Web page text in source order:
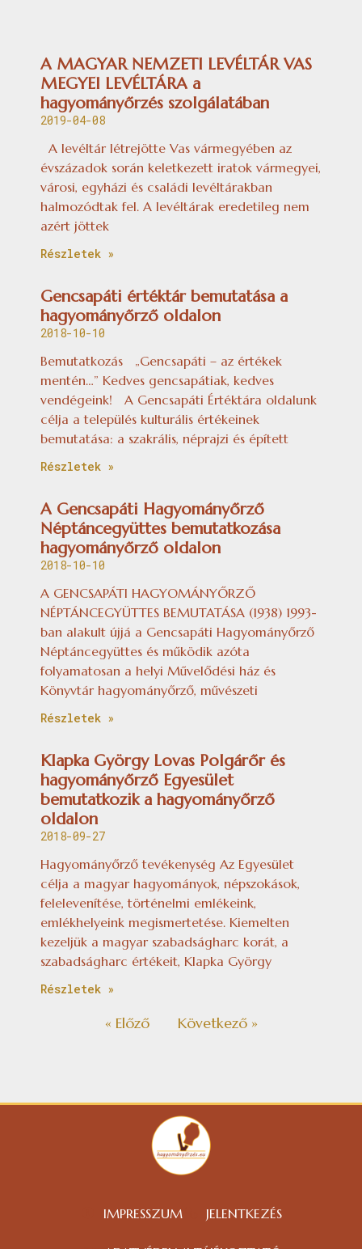
A MAGYAR NEMZETI LEVÉLTÁR VAS
MEGYEI LEVÉLTÁRA a
hagyományőrzés szolgálatában
2019-04-08
A levéltár létrejötte Vas vármegyében az
évszázadok során keletkezett iratok vármegyei,
városi, egyházi és családi levéltárakban
halmozódtak fel. A levéltárak eredetileg nem
azért jöttek
Részletek »
Gencsapáti értéktár bemutatása a
hagyományőrző oldalon
2018-10-10
Bemutatkozás „Gencsapáti – az értékek
mentén…” Kedves gencsapátiak, kedves
vendégeink! A Gencsapáti Értéktára oldalunk
célja a település kulturális értékeinek
bemutatása: a szakrális, néprajzi és épített
Részletek »
A Gencsapáti Hagyományőrző
Néptáncegyüttes bemutatkozása
hagyományőrző oldalon
2018-10-10
A GENCSAPÁTI HAGYOMÁNYŐRZŐ
NÉPTÁNCEGYÜTTES BEMUTATÁSA (1938) 1993-
ban alakult újjá a Gencsapáti Hagyományőrző
Néptáncegyüttes és működik azóta
folyamatosan a helyi Művelődési ház és
Könyvtár hagyományőrző, művészeti
Részletek »
Klapka György Lovas Polgárőr és
hagyományőrző Egyesület
bemutatkozik a hagyományőrző
oldalon
2018-09-27
Hagyományőrző tevékenység Az Egyesület
célja a magyar hagyományok, népszokások,
felelevenítése, történelmi emlékeink,
emlékhelyeink megismertetése. Kiemelten
kezeljük a magyar szabadságharc korát, a
szabadságharc értékeit, Klapka György
Részletek »
« Előző Következő »
IMPRESSZUM JELENTKEZÉS